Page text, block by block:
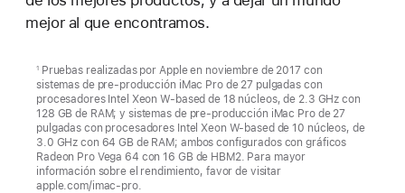
mejor al que encontramos.
1Pruebas realizadas por Apple en noviembre de 2017 con
sistemas de pre-producción iMac Pro de 27 pulgadas con
procesadores Intel Xeon W-based de 18 núcleos, de 2.3 GHz con
128 GB de RAM; y sistemas de pre-producción iMac Pro de 27
pulgadas con procesadores Intel Xeon W-based de 10 núcleos, de
3.0 GHz con 64 GB de RAM; ambos configurados con gráficos
Radeon Pro Vega 64 con 16 GB de HBM2. Para mayor
información sobre el rendimiento, favor de visitar
apple.com/imac-pro.